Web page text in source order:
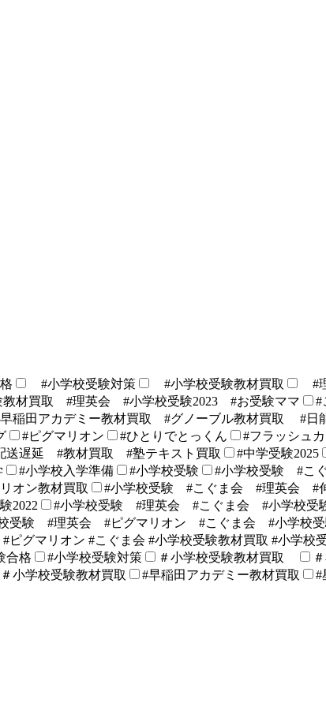
#小学校受験対策 #小学校受験教材買取 #
材買取 #理英会 #小学校受験2023 #お受験ママ #
稲田アカデミー教材買取 #グノーブル教材買取 #
#ピグマリオン #ひとりでとっくん #フラッシュ
遅延 #教材買取 #塾テキスト買取
#中学受験2025
#小学校入学準備 #小学校受験
#小学校受験 #こ
オン教材買取
#小学校受験 #こぐま会 #理英会 #
2022
#小学校受験 #理英会 #こぐま会 #小学校受
受験 #理英会 #ピグマリオン #こぐま会 #小学校
ピグマリオン #こぐま会 #小学校受験教材買取 #小学校
合格 #小学校受験対策 ＃小学校受験教材買取
小学校受験教材買取 #早稲田アカデミー教材買取 #